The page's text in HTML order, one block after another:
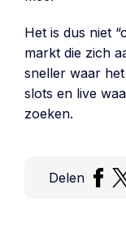
Het is dus niet
markt die zich
sneller waar
slots en live
zoeken.
Delen